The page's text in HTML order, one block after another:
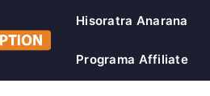
Hisoratra Anarana
Programa Affiliate